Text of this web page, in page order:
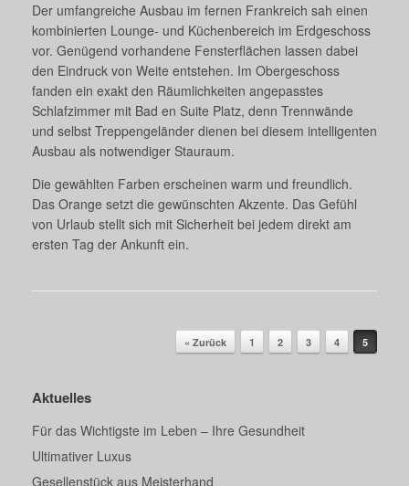
Der umfangreiche Ausbau im fernen Frankreich sah einen
kombinierten Lounge- und Küchenbereich im Erdgeschoss
vor. Genügend vorhandene Fensterflächen lassen dabei
den Eindruck von Weite entstehen. Im Obergeschoss
fanden ein exakt den Räumlichkeiten angepasstes
Schlafzimmer mit Bad en Suite Platz, denn Trennwände
und selbst Treppengeländer dienen bei diesem intelligenten
Ausbau als notwendiger Stauraum.
Die gewählten Farben erscheinen warm und freundlich.
Das Orange setzt die gewünschten Akzente. Das Gefühl
von Urlaub stellt sich mit Sicherheit bei jedem direkt am
ersten Tag der Ankunft ein.
« Zurück 1 2 3 4 5
Aktuelles
Für das Wichtigste im Leben – Ihre Gesundheit
Ultimativer Luxus
Gesellenstück aus Meisterhand